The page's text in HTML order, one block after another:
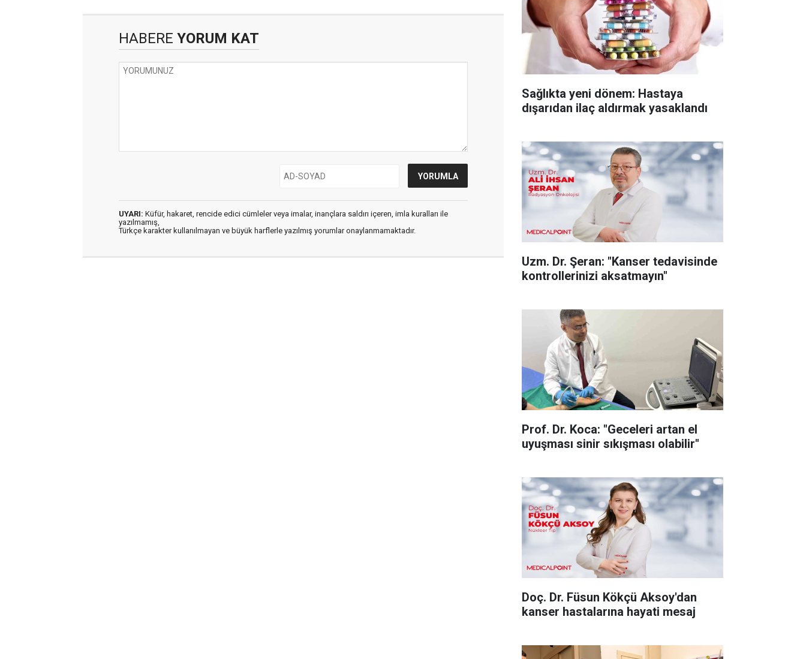
HABERE YORUM KAT
UYARI: Küfür, hakaret, rencide edici cümleler veya imalar, inançlara saldırı içeren, imla kuralları ile
yazılmamış,
Türkçe karakter kullanılmayan ve büyük harflerle yazılmış yorumlar onaylanmamaktadır.
Sağlıkta yeni dönem: Hastaya
dışarıdan ilaç aldırmak yasaklandı
Uzm. Dr. Şeran: "Kanser tedavisinde
kontrollerinizi aksatmayın"
Prof. Dr. Koca: "Geceleri artan el
uyuşması sinir sıkışması olabilir"
Doç. Dr. Füsun Kökçü Aksoy'dan
kanser hastalarına hayati mesaj